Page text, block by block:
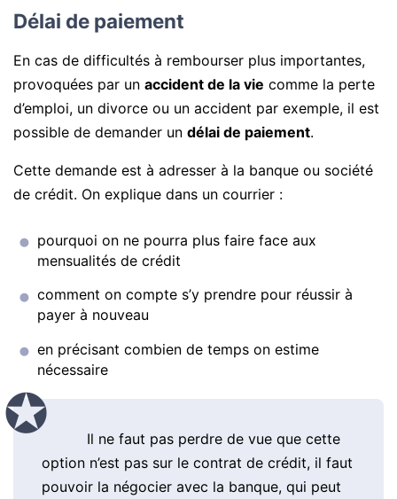
Délai de paiement
En cas de difficultés à rembourser plus importantes,
provoquées par un accident de la vie comme la perte
d’emploi, un divorce ou un accident par exemple, il est
possible de demander un délai de paiement.
Cette demande est à adresser à la banque ou société
de crédit. On explique dans un courrier :
pourquoi on ne pourra plus faire face aux
mensualités de crédit
comment on compte s’y prendre pour réussir à
payer à nouveau
en précisant combien de temps on estime
nécessaire
Il ne faut pas perdre de vue que cette
option n’est pas sur le contrat de crédit, il faut
pouvoir la négocier avec la banque, qui peut